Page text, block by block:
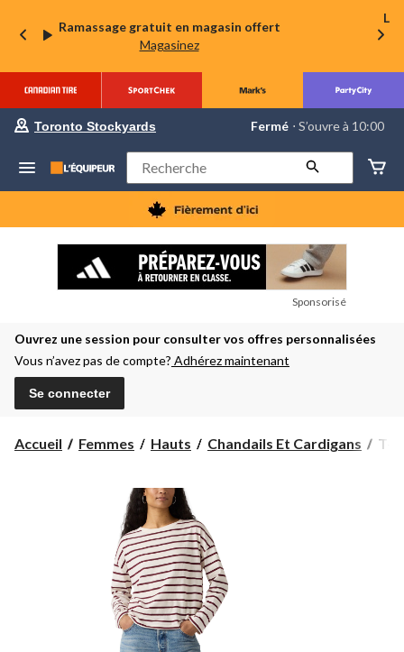
Ramassage gratuit en magasin offert
Magasinez
La
préféré
Toronto
Stockyards,
courament
Fermé,
à
à
10:00
Toronto Stockyards Fermé ⋅ S’ouvre à 10:00
Rechercher
Sponsorisé
Ouvrez une session pour consulter vos offres personnalisées
Vous n’avez pas de compte? Adhérez maintenant
Se connecter
Accueil Femmes Hauts Chandails Et Cardigans
T-
T-